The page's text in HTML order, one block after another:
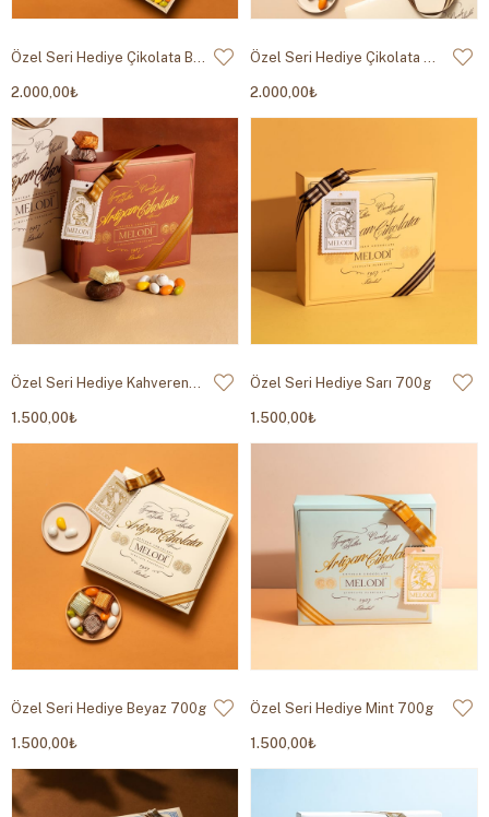
Özel Seri Hediye Çikolata Beyaz 950g
2.000,00₺
Özel Seri Hediye Çikolata Mint 950g
2.000,00₺
Özel Seri Hediye Kahverengi 700g
1.500,00₺
Özel Seri Hediye Sarı 700g
1.500,00₺
Özel Seri Hediye Beyaz 700g
1.500,00₺
Özel Seri Hediye Mint 700g
1.500,00₺